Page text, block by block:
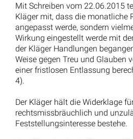
Mit Schreiben vom 22.06.2015
Kläger mit, dass die monatliche
angepasst werde, sondern
Wirkung eingestellt werde mit
der Kläger Handlungen
Weise gegen Treu und Glauben
einer fristlosen Entlassung
4).
Der Kläger hält die Widerklage
rechtsmissbräuchlich und
Feststellungsinteresse bestehe.